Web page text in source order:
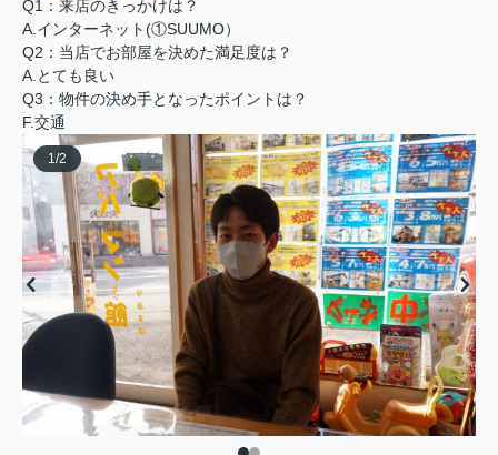
Q1：来店のきっかけは？
A.インターネット(①SUUMO）
Q2：当店でお部屋を決めた満足度は？
A.とても良い
Q3：物件の決め手となったポイントは？
F.交通
1/2